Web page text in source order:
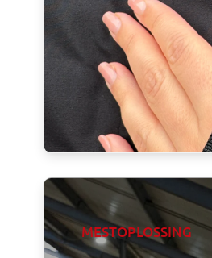
MESTOPLOSSING